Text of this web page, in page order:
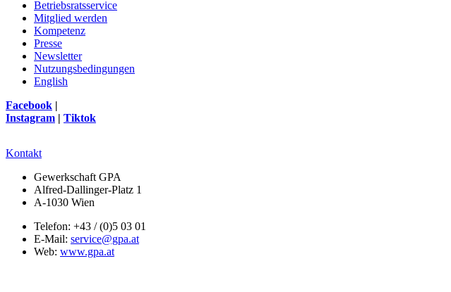
Betriebsratsservice
Mitglied werden
Kompetenz
Presse
Newsletter
Nutzungsbedingungen
English
Facebook |
Instagram | Tiktok
Kontakt
Gewerkschaft GPA
Alfred-Dallinger-Platz 1
A-1030 Wien
Telefon: +43 / (0)5 03 01
E-Mail: service@gpa.at
Web: www.gpa.at